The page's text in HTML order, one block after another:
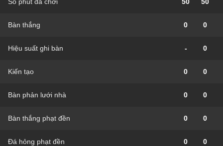
Bàn thắng 0 0
Hiệu suất ghi bàn - 0
Kiến tạo 0 0
Bàn phản lưới nhà 0 0
Bàn thắng phạt đền 0 0
Đá hỏng phạt đền 0 0